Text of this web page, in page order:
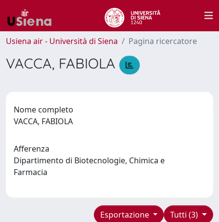
Usiena air - Università di Siena Pagina ricercatore
VACCA, FABIOLA
Nome completo
VACCA, FABIOLA
Afferenza
Dipartimento di Biotecnologie, Chimica e
Farmacia
Tutti (3)
Esportazione